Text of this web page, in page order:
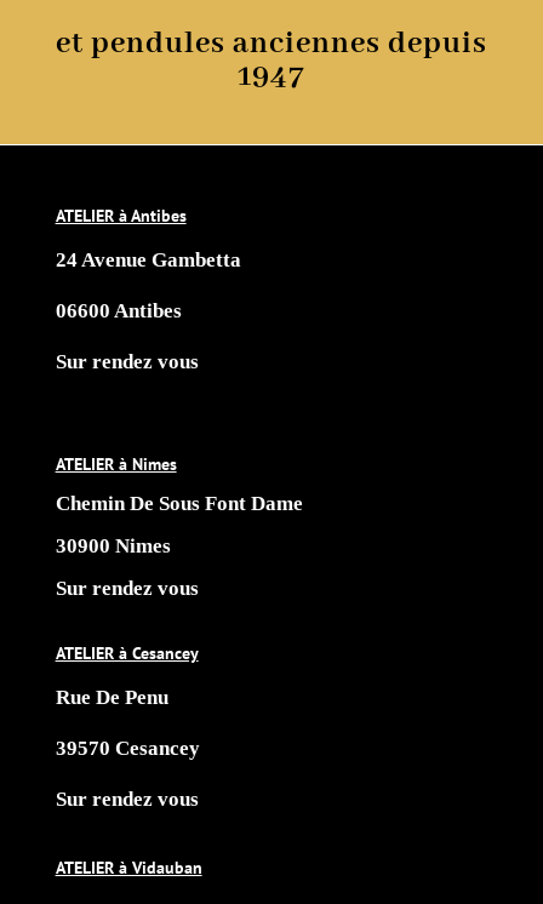
et pendules anciennes depuis
1947
ATELIER à Antibes
24 Avenue Gambetta
06600 Antibes
Sur rendez vous
ATELIER à Nimes
Chemin De Sous Font Dame
30900 Nimes
Sur rendez vous
ATELIER à Cesancey
Rue De Penu
39570 Cesancey
Sur rendez vous
ATELIER à Vidauban